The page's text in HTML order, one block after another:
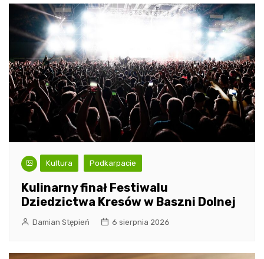
Kultura Podkarpacie
Kulinarny finał Festiwalu
Dziedzictwa Kresów w Baszni Dolnej
Damian Stępień 6 sierpnia 2026